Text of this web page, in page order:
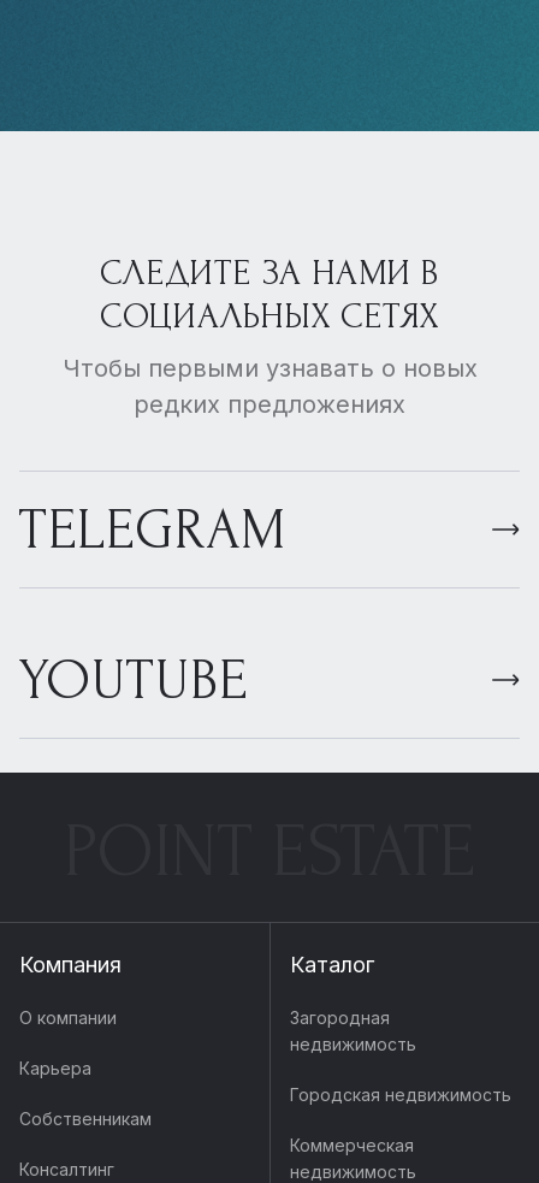
СЛЕДИТЕ ЗА НАМИ В
СОЦИАЛЬНЫХ СЕТЯХ
Чтобы первыми узнавать о новых
редких предложениях
TELEGRAM
YOUTUBE
Компания
О компании
Карьера
Собственникам
Консалтинг
Каталог
Загородная
недвижимость
Городская недвижимость
Коммерческая
недвижимость